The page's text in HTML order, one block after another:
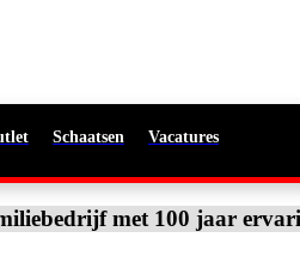
Schaatsen Vacatures
met 100 jaar